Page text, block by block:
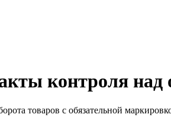
контроля над
товаров с обязательной